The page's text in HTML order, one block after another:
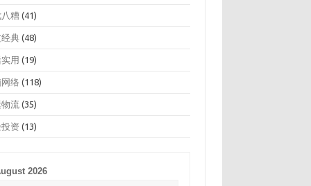
糟 (41)
典 (48)
用 (19)
络 (118)
流 (35)
资 (13)
2026